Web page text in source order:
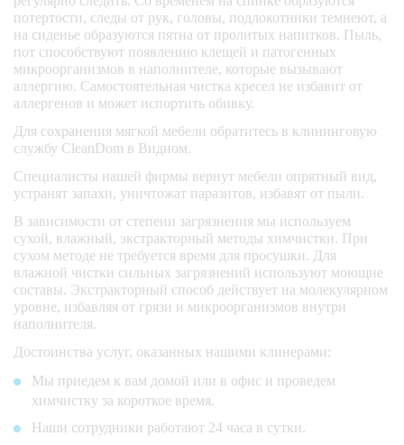
потертости, следы от рук, головы, подлокотники темнеют, а
на сиденье образуются пятна от пролитых напитков. Пыль,
пот способствуют появлению клещей и патогенных
микроорганизмов в наполнителе, которые вызывают
аллергию. Самостоятельная чистка кресел не избавит от
аллергенов и может испортить обивку.
Для сохранения мягкой мебели обратитесь в клининговую
службу CleanDom в Видном.
Специалисты нашей фирмы вернут мебели опрятный вид,
устранят запахи, уничтожат паразитов, избавят от пыли.
В зависимости от степени загрязнения мы используем
сухой, влажный, экстракторный методы химчистки. При
сухом методе не требуется время для просушки. Для
влажной чистки сильных загрязнений используют моющие
составы. Экстракторный способ действует на молекулярном
уровне, избавляя от грязи и микроорганизмов внутри
наполнителя.
Достоинства услуг, оказанных нашими клинерами:
Мы приедем к вам домой или в офис и проведем
химчистку за короткое время.
Наши сотрудники работают 24 часа в сутки.